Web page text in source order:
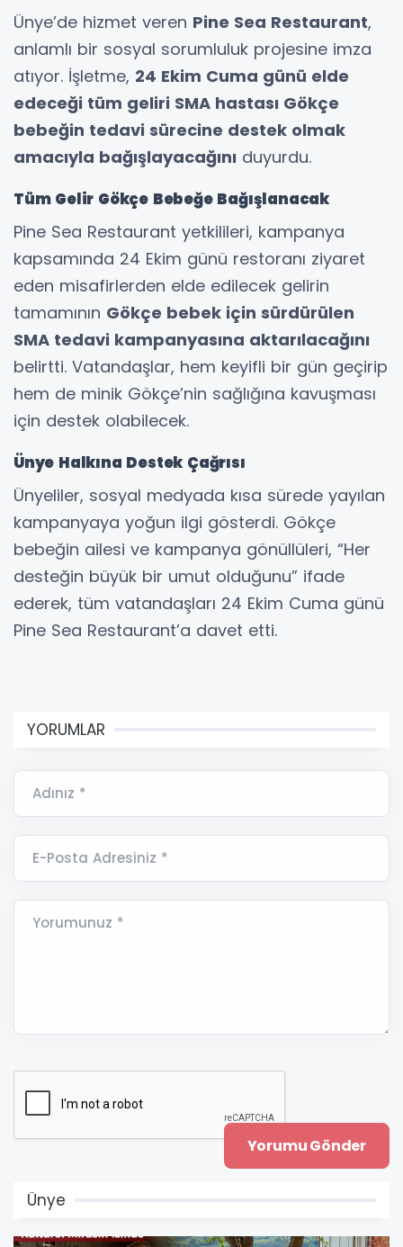
Ünye’de hizmet veren Pine Sea Restaurant,
anlamlı bir sosyal sorumluluk projesine imza
atıyor. İşletme, 24 Ekim Cuma günü elde
edeceği tüm geliri SMA hastası Gökçe
bebeğin tedavi sürecine destek olmak
amacıyla bağışlayacağını duyurdu.
Tüm Gelir Gökçe Bebeğe Bağışlanacak
Pine Sea Restaurant yetkilileri, kampanya
kapsamında 24 Ekim günü restoranı ziyaret
eden misafirlerden elde edilecek gelirin
tamamının Gökçe bebek için sürdürülen
SMA tedavi kampanyasına aktarılacağını
belirtti. Vatandaşlar, hem keyifli bir gün geçirip
hem de minik Gökçe’nin sağlığına kavuşması
için destek olabilecek.
Ünye Halkına Destek Çağrısı
Ünyeliler, sosyal medyada kısa sürede yayılan
kampanyaya yoğun ilgi gösterdi. Gökçe
bebeğin ailesi ve kampanya gönüllüleri, “Her
desteğin büyük bir umut olduğunu” ifade
ederek, tüm vatandaşları 24 Ekim Cuma günü
Pine Sea Restaurant’a davet etti.
YORUMLAR
Adınız *
E-Posta Adresiniz *
Yorumunuz *
Ünye